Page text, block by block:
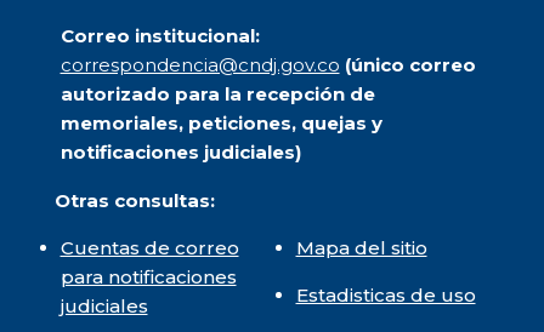
Correo institucional:
correspondencia@cndj.gov.co (único correo
autorizado para la recepción de
memoriales, peticiones, quejas y
notificaciones judiciales)
Otras consultas:
Cuentas de correo
para notificaciones
judiciales
Mapa del sitio
Estadisticas de uso